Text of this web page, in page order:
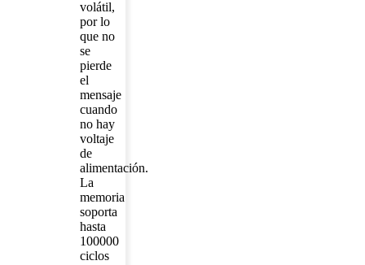
volátil,
por lo
que no
se
pierde
el
mensaje
cuando
no hay
voltaje
de
alimentación.
La
memoria
soporta
hasta
100000
ciclos